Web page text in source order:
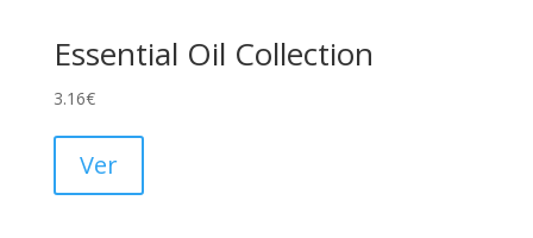
Essential Oil Collection
3.16€
Ver